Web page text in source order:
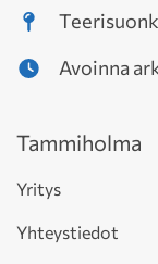
Avoinna
Tammiholma
Yritys
Yhteystiedot